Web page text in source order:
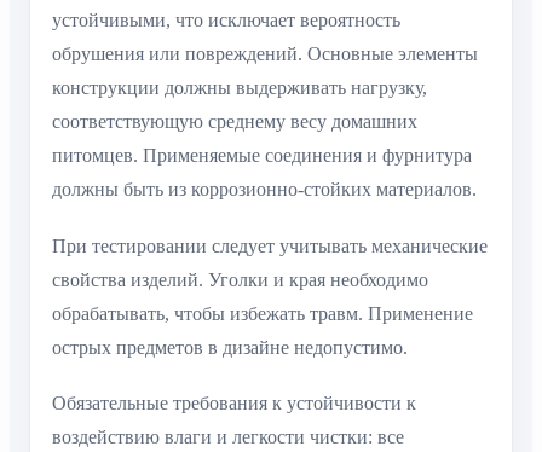
устойчивыми, что исключает вероятность
обрушения или повреждений. Основные элементы
конструкции должны выдерживать нагрузку,
соответствующую среднему весу домашних
питомцев. Применяемые соединения и фурнитура
должны быть из коррозионно-стойких материалов.
При тестировании следует учитывать механические
свойства изделий. Уголки и края необходимо
обрабатывать, чтобы избежать травм. Применение
острых предметов в дизайне недопустимо.
Обязательные требования к устойчивости к
воздействию влаги и легкости чистки: все